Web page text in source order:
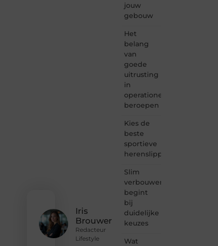
Iris
Brouwer
Redacteur
Lifestyle
jouw
gebouw
Het
belang
van
goede
uitrusting
in
operationele
beroepen
Kies de
beste
sportieve
herenslippers
Slim
verbouwen
begint
bij
duidelijke
keuzes
Wat